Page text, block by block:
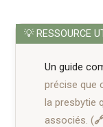
Un guide
précise que
la presbytie
associés.